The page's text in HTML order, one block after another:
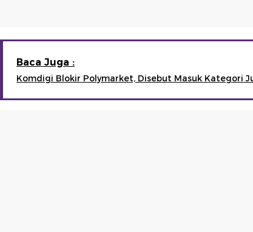
Baca Juga :
Komdigi Blokir Polymarket, Disebut Masuk Kategori